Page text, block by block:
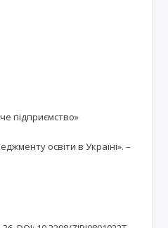
підприємство»
освіти в Україні». –